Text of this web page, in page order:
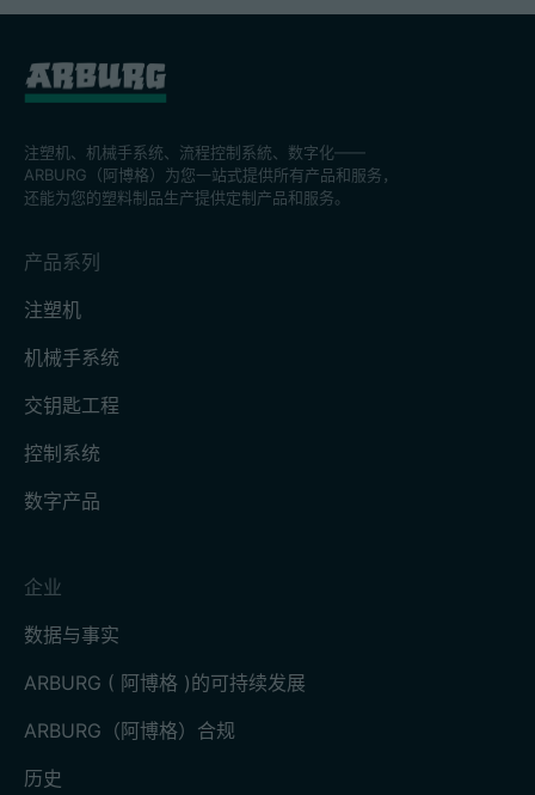
注塑机、机械手系统、流程控制系統、数字化——
ARBURG（阿博格）为您一站式提供所有产品和服务，
还能为您的塑料制品生产提供定制产品和服务。
产品系列
注塑机
机械手系统
交钥匙工程
控制系统
数字产品
企业
数据与事实
ARBURG ( 阿博格 )的可持续发展
ARBURG（阿博格）合规
历史